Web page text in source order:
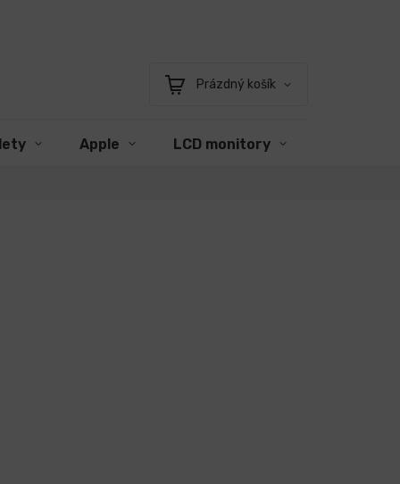
Nákupní
Prázdný košík
Apple LCD monitory